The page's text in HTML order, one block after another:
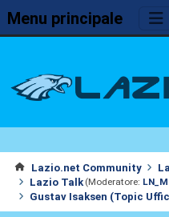
Menu principale
Lazio.net Community
Lazio Talk (Moderatore:
Gustav Isaksen (Topic